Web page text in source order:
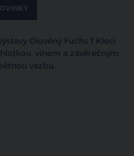
Olověný Fuchs f Kleci
vínem a závěrečným
vazbu.